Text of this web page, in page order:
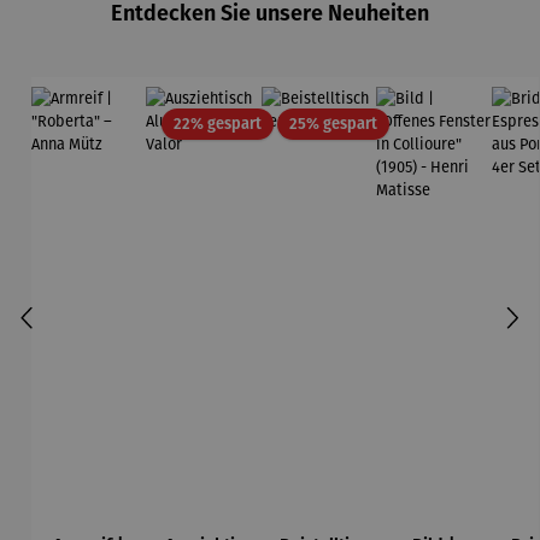
EditionEntdecken Sie unsere Neuheiten
22% gespartRabatt25% gespartRabatt